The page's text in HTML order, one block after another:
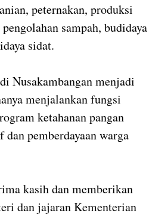
peternakan, produksi
sampah, budidaya
sidat.
Nusakambangan menjadi
menjalankan fungsi
ketahanan pangan
pemberdayaan warga
kasih dan memberikan
dan jajaran Kementerian